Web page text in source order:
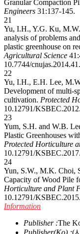
Granular Compaction
Engineers 31:137-145.
21
Yu, I.H., Y.G. Ku,
analysis of problems
plastic greenhouse on
Agricultural Science
10.7744/
22
Yu, I.H., E.H. Lee,
Development of multi-
cultivation. Protected
10.12791/
23
Yum, S.H. and W.B.
Plastic Greenhouses
Protected Horticulture
10.12791/
24
Yun, S.W., M.K. Choi,
Capacity of Wood Pile
Horticulture and Plant
10.12791/
Information
Publisher :The
Publisher(Ko) :(